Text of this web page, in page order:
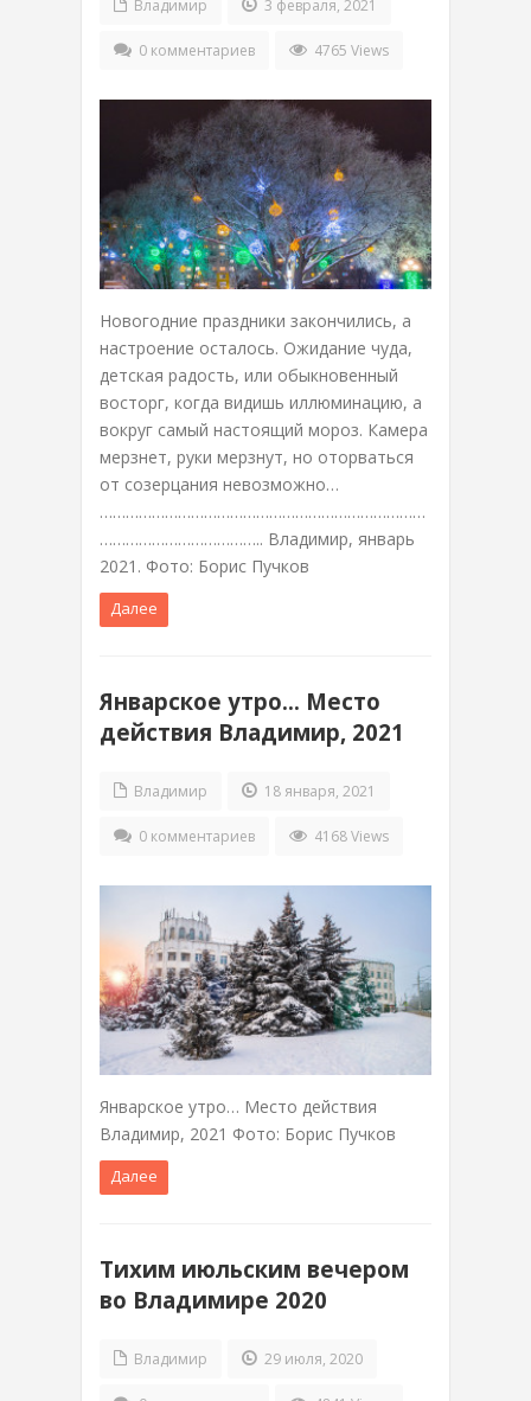
Владимир 3 февраля, 2021
0 комментариев 4765 Views
Новогодние праздники закончились, а
настроение осталось. Ожидание чуда,
детская радость, или обыкновенный
восторг, когда видишь иллюминацию, а
вокруг самый настоящий мороз. Камера
мерзнет, руки мерзнут, но оторваться
от созерцания невозможно…
…………………………………………………………………
……………………………….. Владимир, январь
2021. Фото: Борис Пучков
Далее
Январское утро… Место
действия Владимир, 2021
Владимир 18 января, 2021
0 комментариев 4168 Views
Январское утро… Место действия
Владимир, 2021 Фото: Борис Пучков
Далее
Тихим июльским вечером
во Владимире 2020
Владимир 29 июля, 2020